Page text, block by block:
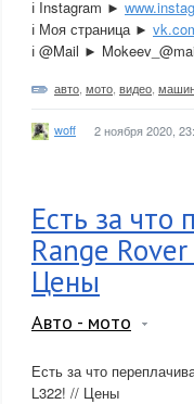
ℹ️ Instagram ►
ℹ️ Моя страница ►
ℹ️ @Mail ►
авто мото видео
woff 2 ноября 2020,
Есть за что
Range
Цены
Авто - мото
Есть за что
L322! // Цены